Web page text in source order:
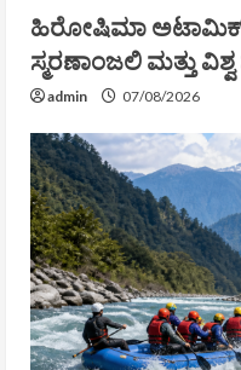
ಹಿರೋಷಿಮಾ ಅಟಾಮಿಕ್
ಸ್ಮರಣಾಂಜಲಿ ಮತ್ತು
admin 07/08/2026